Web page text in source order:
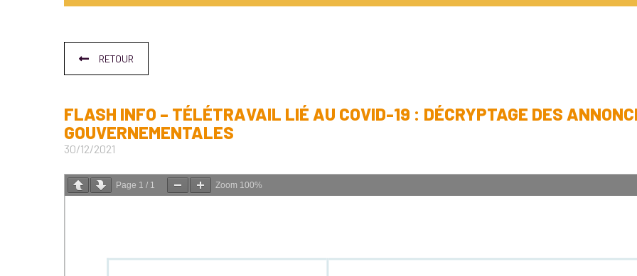
RETOUR
FLASH INFO – TÉLÉTRAVAIL LIÉ AU COVID-19 : DÉCRYPTAGE DES
GOUVERNEMENTALES
30/12/2021
Page 1 / 1 Zoom 100%